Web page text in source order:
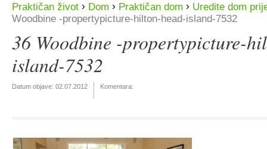
Praktičan život › Dom › Praktičan dom › Uredite dom
Woodbine -propertypicture-hilton-head-island-7532
36 Woodbine -propertypicture-
island-7532
Datum objave: 02.07.2012 Komentara: